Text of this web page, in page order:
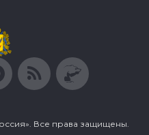
Все права защищены.